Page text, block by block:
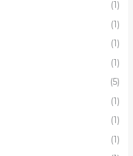
(1)
(1)
(1)
(1)
(5)
(1)
(1)
(1)